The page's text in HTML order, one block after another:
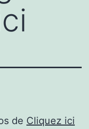
de Cliquez ici